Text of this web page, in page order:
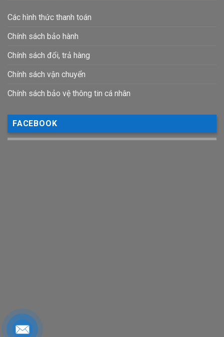
Các hình thức thanh toán
Chính sách bảo hành
Chính sách đổi, trả hàng
Chính sách vận chuyển
Chính sách bảo vệ thông tin cá nhân
FACEBOOK